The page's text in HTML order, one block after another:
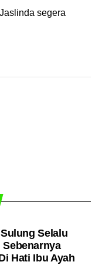
segera
Selalu
Sebenarnya
Hati Ibu Ayah